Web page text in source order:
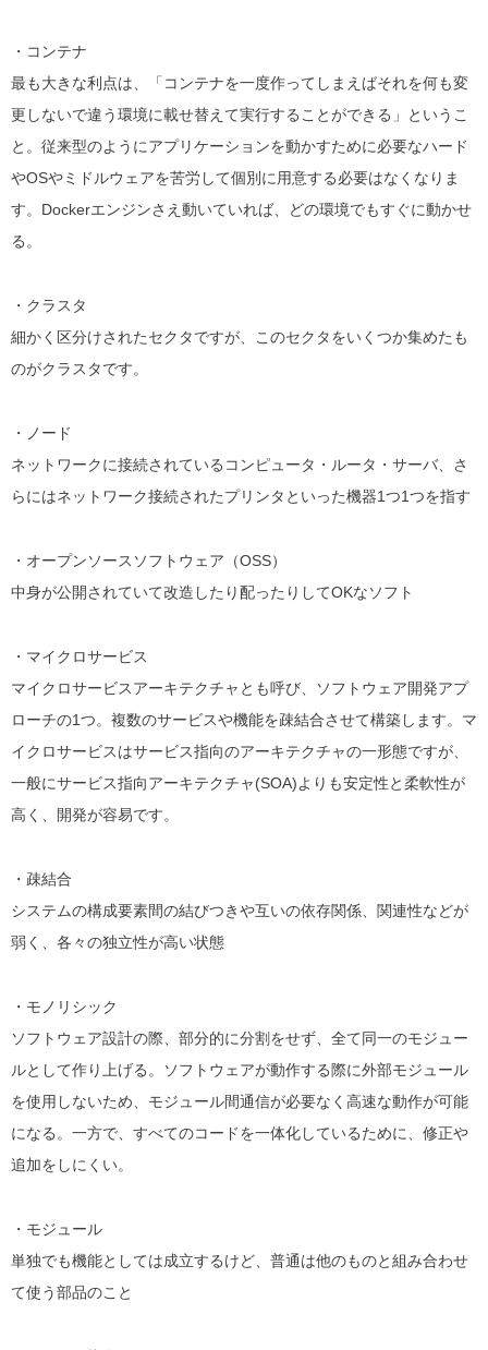
・コンテナ
最も大きな利点は、「コンテナを一度作ってしまえばそれを何も変
更しないで違う環境に載せ替えて実行することができる」というこ
と。 従来型のようにアプリケーションを動かすために必要なハード
やOSやミドルウェアを苦労して個別に用意する必要はなくなりま
す。Dockerエンジンさえ動いていれば、どの環境でもすぐに動かせ
る。
・クラスタ
細かく区分けされたセクタですが、このセクタをいくつか集めたも
のがクラスタです。
・ノード
ネットワークに接続されているコンピュータ・ルータ・サーバ、さ
らにはネットワーク接続されたプリンタといった機器1つ1つを指す
・オープンソースソフトウェア（OSS）
中身が公開されていて改造したり配ったりしてOKなソフト
・マイクロサービス
マイクロサービスアーキテクチャとも呼び、ソフトウェア開発アプ
ローチの1つ。複数のサービスや機能を疎結合させて構築します。マ
イクロサービスはサービス指向のアーキテクチャの一形態ですが、
一般にサービス指向アーキテクチャ(SOA)よりも安定性と柔軟性が
高く、開発が容易です。
・疎結合
システムの構成要素間の結びつきや互いの依存関係、関連性などが
弱く、各々の独立性が高い状態
・モノリシック
ソフトウェア設計の際、部分的に分割をせず、全て同一のモジュー
ルとして作り上げる。ソフトウェアが動作する際に外部モジュール
を使用しないため、モジュール間通信が必要なく高速な動作が可能
になる。一方で、すべてのコードを一体化しているために、修正や
追加をしにくい。
・モジュール
単独でも機能としては成立するけど、普通は他のものと組み合わせ
て使う部品のこと